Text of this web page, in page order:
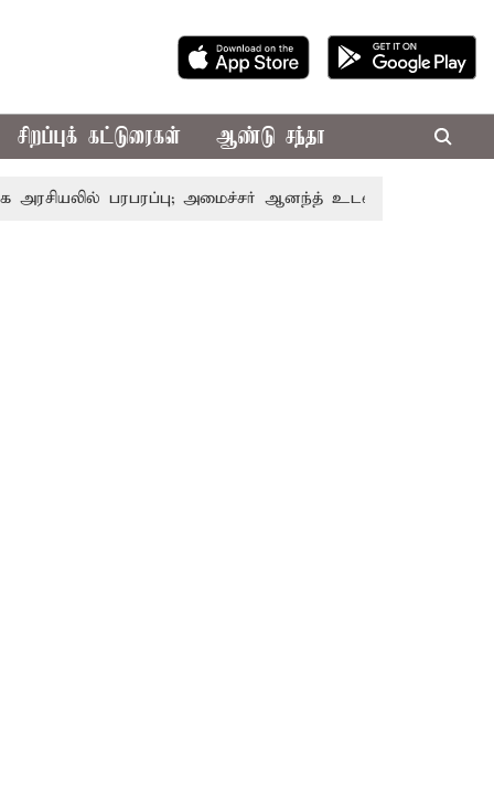
சிறப்புக் கட்டுரைகள் ஆண்டு சந்தா
பரபரப்பு; அமைச்சர் ஆனந்த் உடன் சி.வி. சண்முகம்,